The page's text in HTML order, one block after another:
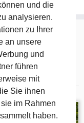
und die
analysieren.
zu Ihrer
an unsere
und
führen
mit
Sie ihnen
im Rahmen
haben.